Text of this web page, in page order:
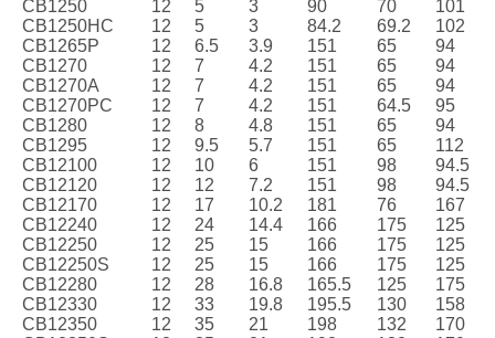
CB1250
12 5 3 90 70
101
CB1250HC
12 5 3 84.2 69.2
102
CB1265P
12 6.5 3.9 151 65
94
CB1270
12 7 4.2 151 65
94
CB1270A
12 7 4.2 151 65
94
CB1270PC
12 7 4.2 151 64.5
95
CB1280
12 8 4.8 151 65
94
CB1295
12 9.5 5.7 151 65
112
CB12100
12 10 6 151 98
94.5
CB12120
12 12 7.2 151 98
94.5
CB12170
12 17 10.2 181 76
167
CB12240
12 24 14.4 166 175
125
CB12250
12 25 15 166 175
125
CB12250S
12 25 15 166 175
125
CB12280
12 28 16.8 165.5 125
175
CB12330
12 33 19.8 195.5 130
158
CB12350
12 35 21 198 132
170